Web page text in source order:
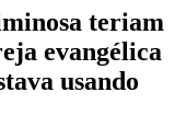
teriam
evangélica
usando